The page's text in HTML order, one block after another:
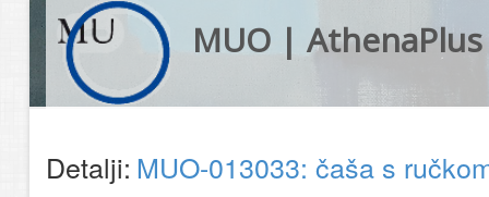
MUO | AthenaPlus
Detalji: MUO-013033: čaša s